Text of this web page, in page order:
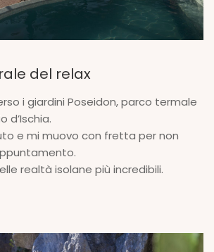
del relax
i giardini Poseidon, parco termale
d’Ischia.
e mi muovo con fretta per non
realtà isolane più incredibili.